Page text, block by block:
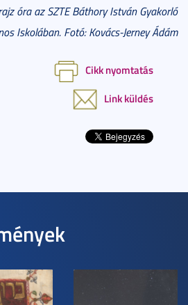
óra az SZTE Báthory István Gyakorló
Iskolában. Fotó: Kovács-Jerney Ádám
Cikk nyomtatás
Link küldés